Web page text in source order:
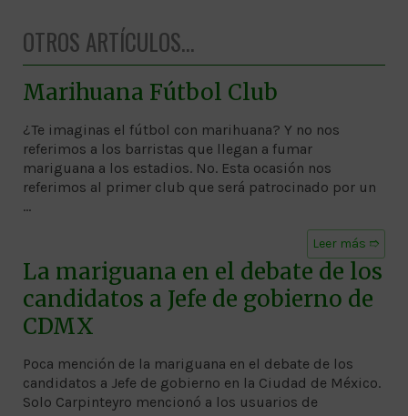
OTROS ARTÍCULOS...
Marihuana Fútbol Club
¿Te imaginas el fútbol con marihuana? Y no nos
referimos a los barristas que llegan a fumar
mariguana a los estadios. No. Esta ocasión nos
referimos al primer club que será patrocinado por un
…
Leer más ➱
La mariguana en el debate de los
candidatos a Jefe de gobierno de
CDMX
Poca mención de la mariguana en el debate de los
candidatos a Jefe de gobierno en la Ciudad de México.
Solo Carpinteyro mencionó a los usuarios de